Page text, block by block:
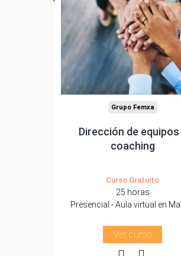
Para trabajadores y
autónomos de Madrid.
Para todos los sectores.
Grupo Femxa
Dirección de equipos
coaching
Curso Gratuito
25 horas
Presencial - Aula virtual en
Ver curso